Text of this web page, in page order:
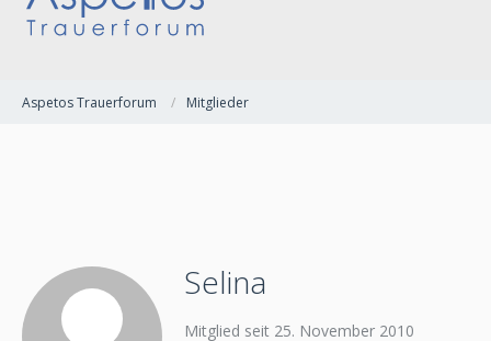
Aspetos Trauerforum Mitglieder
Selina
Mitglied seit 25. November 2010